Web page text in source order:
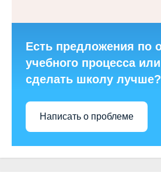
Есть предложения по
учебного процесса
сделать школу лучше?
Написать о проблеме